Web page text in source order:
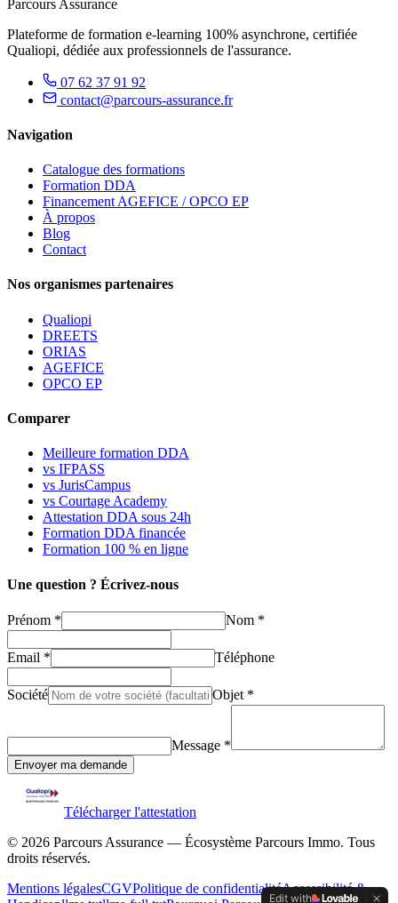
Parcours Assurance
Plateforme de formation e-learning 100% asynchrone, certifiée
Qualiopi, dédiée aux professionnels de l'assurance.
07 62 37 91 92
contact@parcours-assurance.fr
Navigation
Catalogue des formations
Formation DDA
Financement AGEFICE / OPCO EP
À propos
Blog
Contact
Nos organismes partenaires
Qualiopi
DREETS
ORIAS
AGEFICE
OPCO EP
Comparer
Meilleure formation DDA
vs IFPASS
vs JurisCampus
vs Courtage Academy
Attestation DDA sous 24h
Formation DDA financée
Formation 100 % en ligne
Une question ? Écrivez-nous
Prénom * Nom *
Email * Téléphone
Société Objet *
Message *
Envoyer ma demande
Télécharger l'attestation
© 2026 Parcours Assurance — Écosystème Parcours Immo. Tous
droits réservés.
Mentions légalesCGVPolitique de confidentialitéAccessibilité &
Edit with